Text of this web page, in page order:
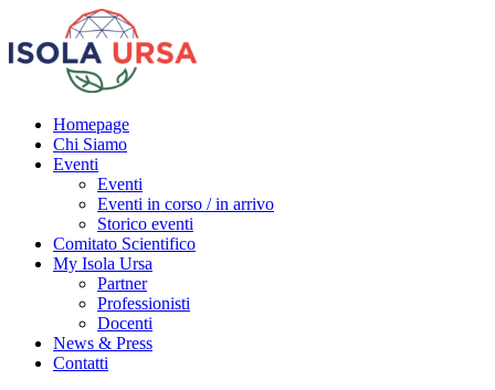
Homepage
Chi Siamo
Eventi
Eventi
Eventi in corso / in arrivo
Storico eventi
Comitato Scientifico
My Isola Ursa
Partner
Professionisti
Docenti
News & Press
Contatti